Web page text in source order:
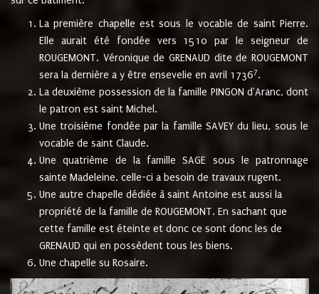
La première chapelle est sous le vocable de saint Pierre.
Elle aurait été fondée vers 1510 par le seigneur de
ROUGEMONT. Véronique de GRENAUD dite de ROUGEMONT
sera la dernière a y être ensevelie en avril 17367.
La deuxième possession de la famille PINGON d'Aranc, dont
le patron est saint Michel.
Une troisième fondée par la famille SAVEY du lieu, sous le
vocable de saint Claude.
Une quatrième de la famille SAGE sous le patronnage
sainte Madeleine. celle-ci a besoin de travaux rugent.
Une autre chapelle dédiée à saint Antoine est aussi la
propriété de la famille de ROUGEMONT. En sachant que
cette famille est éteinte et donc ce sont donc les de
GRENAUD qui en possèdent tous les biens.
Une chapelle su Rosaire.